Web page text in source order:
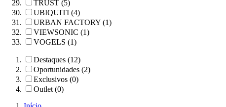
TRUST (5)
UBIQUITI (4)
URBAN FACTORY (1)
VIEWSONIC (1)
VOGELS (1)
Destaques (12)
Oportunidades (2)
Exclusivos (0)
Outlet (0)